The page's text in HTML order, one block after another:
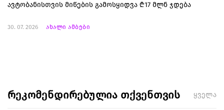
ავტობანისთვის მიწების გამოსყიდვა ₾17 მლნ ჯდება
30. 07. 2026 ახალი ამბები
რეკომენდირებულია თქვენთვის ყველა